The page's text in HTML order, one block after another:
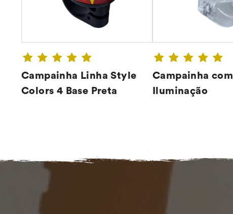
Campainha Linha Style
Colors 4 Base Preta
Campainha com
Iluminação